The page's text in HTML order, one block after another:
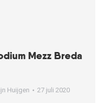
Mezz Breda
Huijgen 27 juli 2020